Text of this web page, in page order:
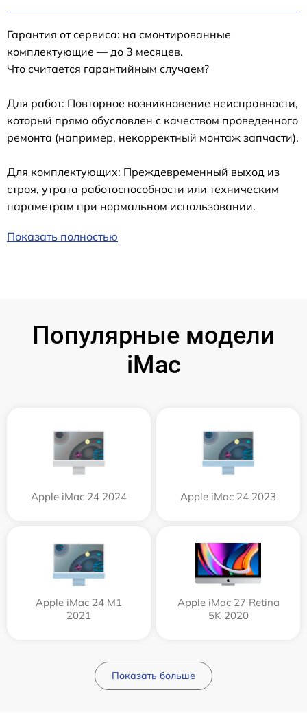
Гарантия от сервиса: на смонтированные
комплектующие — до 3 месяцев.
Что считается гарантийным случаем?
Для работ: Повторное возникновение неисправности,
который прямо обусловлен с качеством проведенного
ремонта (например, некорректный монтаж запчасти).
Для комплектующих: Преждевременный выход из
строя, утрата работоспособности или техническим
параметрам при нормальном использовании.
Показать полностью
Популярные модели
iMac
Apple iMac 24 2024 Apple iMac 24 2023
Apple iMac 24 M1
2021
Apple iMac 27 Retina
5K 2020
Показать больше